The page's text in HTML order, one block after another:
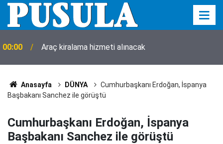
00:00 Araç kiralama hizmeti alınacak
Anasayfa DÜNYA
Cumhurbaşkanı Erdoğan, İspanya
Başbakanı Sanchez ile görüştü
Cumhurbaşkanı Erdoğan, İspanya
Başbakanı Sanchez ile görüştü